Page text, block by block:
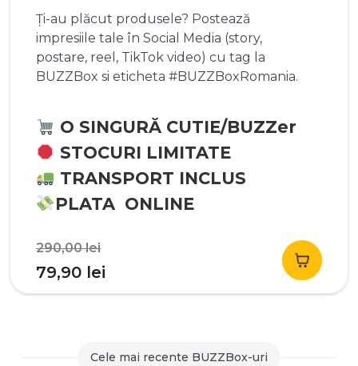
Ți-au plăcut produsele? Postează
impresiile tale în Social Media (story,
postare, reel, TikTok video) cu tag la
BUZZBox si eticheta #BUZZBoxRomania.
O SINGURĂ CUTIE/BUZZer
STOCURI LIMITATE
TRANSPORT INCLUS
PLATA ONLINE
290,00leiPrețul
inițial
a
290,00 lei.
79,90 lei
curent
79,90 lei.
Cele mai recente BUZZBox-uri